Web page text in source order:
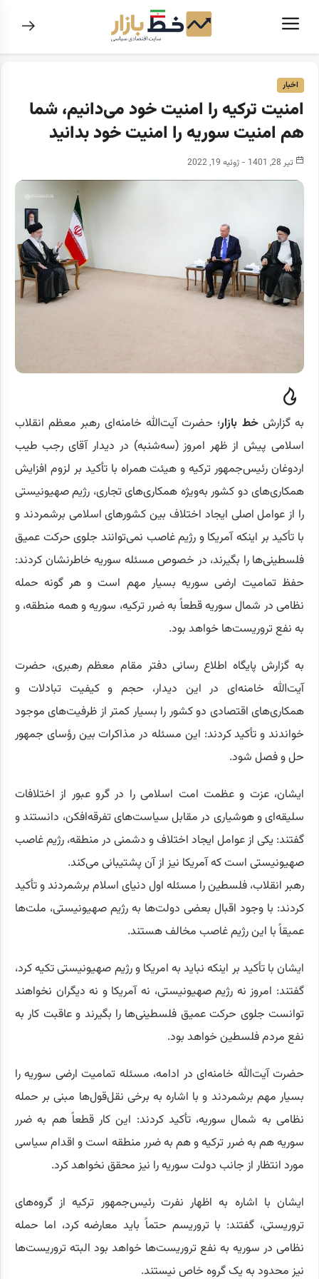
اخبار
امنیت ترکیه را امنیت خود می‌دانیم، شما
هم امنیت سوریه را امنیت خود بدانید
تیر 28, 1401 - ژوئیه 19, 2022
به گزارشخط بازار؛ حضرت آیت‌الله خامنه‌ای رهبر معظم انقلاب
اسلامی پیش از ظهر امروز (سه‌شنبه) در دیدار آقای رجب طیب
اردوغان رئیس‌جمهور ترکیه و هیئت همراه با تأکید بر لزوم افزایش
همکاری‌های دو کشور به‌ویژه همکاری‌های تجاری، رژیم صهیونیستی
را از عوامل اصلی ایجاد اختلاف بین کشور‌های اسلامی برشمردند و
با تأکید بر اینکه آمریکا و رژیم غاصب نمی‌توانند جلوی حرکت عمیق
فلسطینی‌ها را بگیرند، در خصوص مسئله سوریه خاطرنشان کردند:
حفظ تمامیت ارضی سوریه بسیار مهم است و هر گونه حمله
نظامی در شمال سوریه قطعاً به ضرر ترکیه، سوریه و همه منطقه، و
به نفع تروریست‌ها خواهد بود.
به گزارش پایگاه اطلاع رسانی دفتر مقام معظم رهبری، حضرت
آیت‌الله خامنه‌ای در این دیدار، حجم و کیفیت تبادلات و
همکاری‌های اقتصادی دو کشور را بسیار کمتر از ظرفیت‌های موجود
خواندند و تأکید کردند: این مسئله در مذاکرات بین رؤسای جمهور
حل و فصل شود.
ایشان، عزت و عظمت امت اسلامی را در گرو عبور از اختلافات
سلیقه‌ای و هوشیاری در مقابل سیاست‌های تفرقه‌افکن، دانستند و
گفتند: یکی از عوامل ایجاد اختلاف و دشمنی در منطقه، رژیم غاصب
صهیونیستی است که آمریکا نیز از آن پشتیبانی می‌کند.
رهبر انقلاب، فلسطین را مسئله اول دنیای اسلام برشمردند و تأکید
کردند: با وجود اقبال بعضی دولت‌ها به رژیم صهیونیستی، ملت‌ها
عمیقاً با این رژیم غاصب مخالف هستند.
ایشان با تأکید بر اینکه نباید به امریکا و رژیم صهیونیستی تکیه کرد،
گفتند: امروز نه رژیم صهیونیستی، نه آمریکا و نه دیگران نخواهند
توانست جلوی حرکت عمیق فلسطینی‌ها را بگیرند و عاقبت کار به
نفع مردم فلسطین خواهد بود.
حضرت آیت‌الله خامنه‌ای در ادامه، مسئله تمامیت ارضی سوریه را
بسیار مهم برشمردند و با اشاره به برخی نقل‌قول‌ها مبنی بر حمله
نظامی به شمال سوریه، تأکید کردند: این کار قطعاً هم به ضرر
سوریه هم به ضرر ترکیه و هم به ضرر منطقه است و اقدام سیاسی
مورد انتظار از جانب دولت سوریه را نیز محقق نخواهد کرد.
ایشان با اشاره به اظهار نفرت رئیس‌جمهور ترکیه از گروه‌های
تروریستی، گفتند: با تروریسم حتماً باید معارضه کرد، اما حمله
نظامی در سوریه به نفع تروریست‌ها خواهد بود البته تروریست‌ها
نیز محدود به یک گروه خاص نیستند.